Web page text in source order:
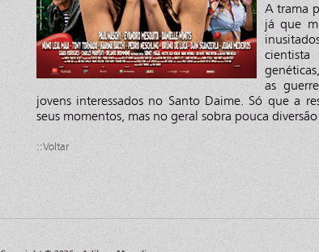
A trama
já que
cientista
as
jovens interessados no Santo Daime. Só que a
seus momentos, mas no geral sobra pouca
::Voltar